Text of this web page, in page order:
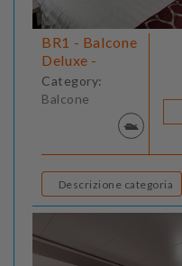
BR1 - Balcone
Deluxe -
Category:
Balcone
Descrizione categoria